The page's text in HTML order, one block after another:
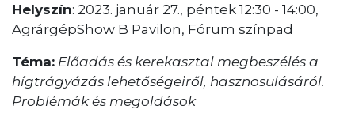
Helyszín: 2023. január 27., péntek 12:30 - 14:00,
AgrárgépShow B Pavilon, Fórum színpad
Téma: Előadás és kerekasztal megbeszélés a
hígtrágyázás lehetőségeiről, hasznosulásáról.
Problémák és megoldások